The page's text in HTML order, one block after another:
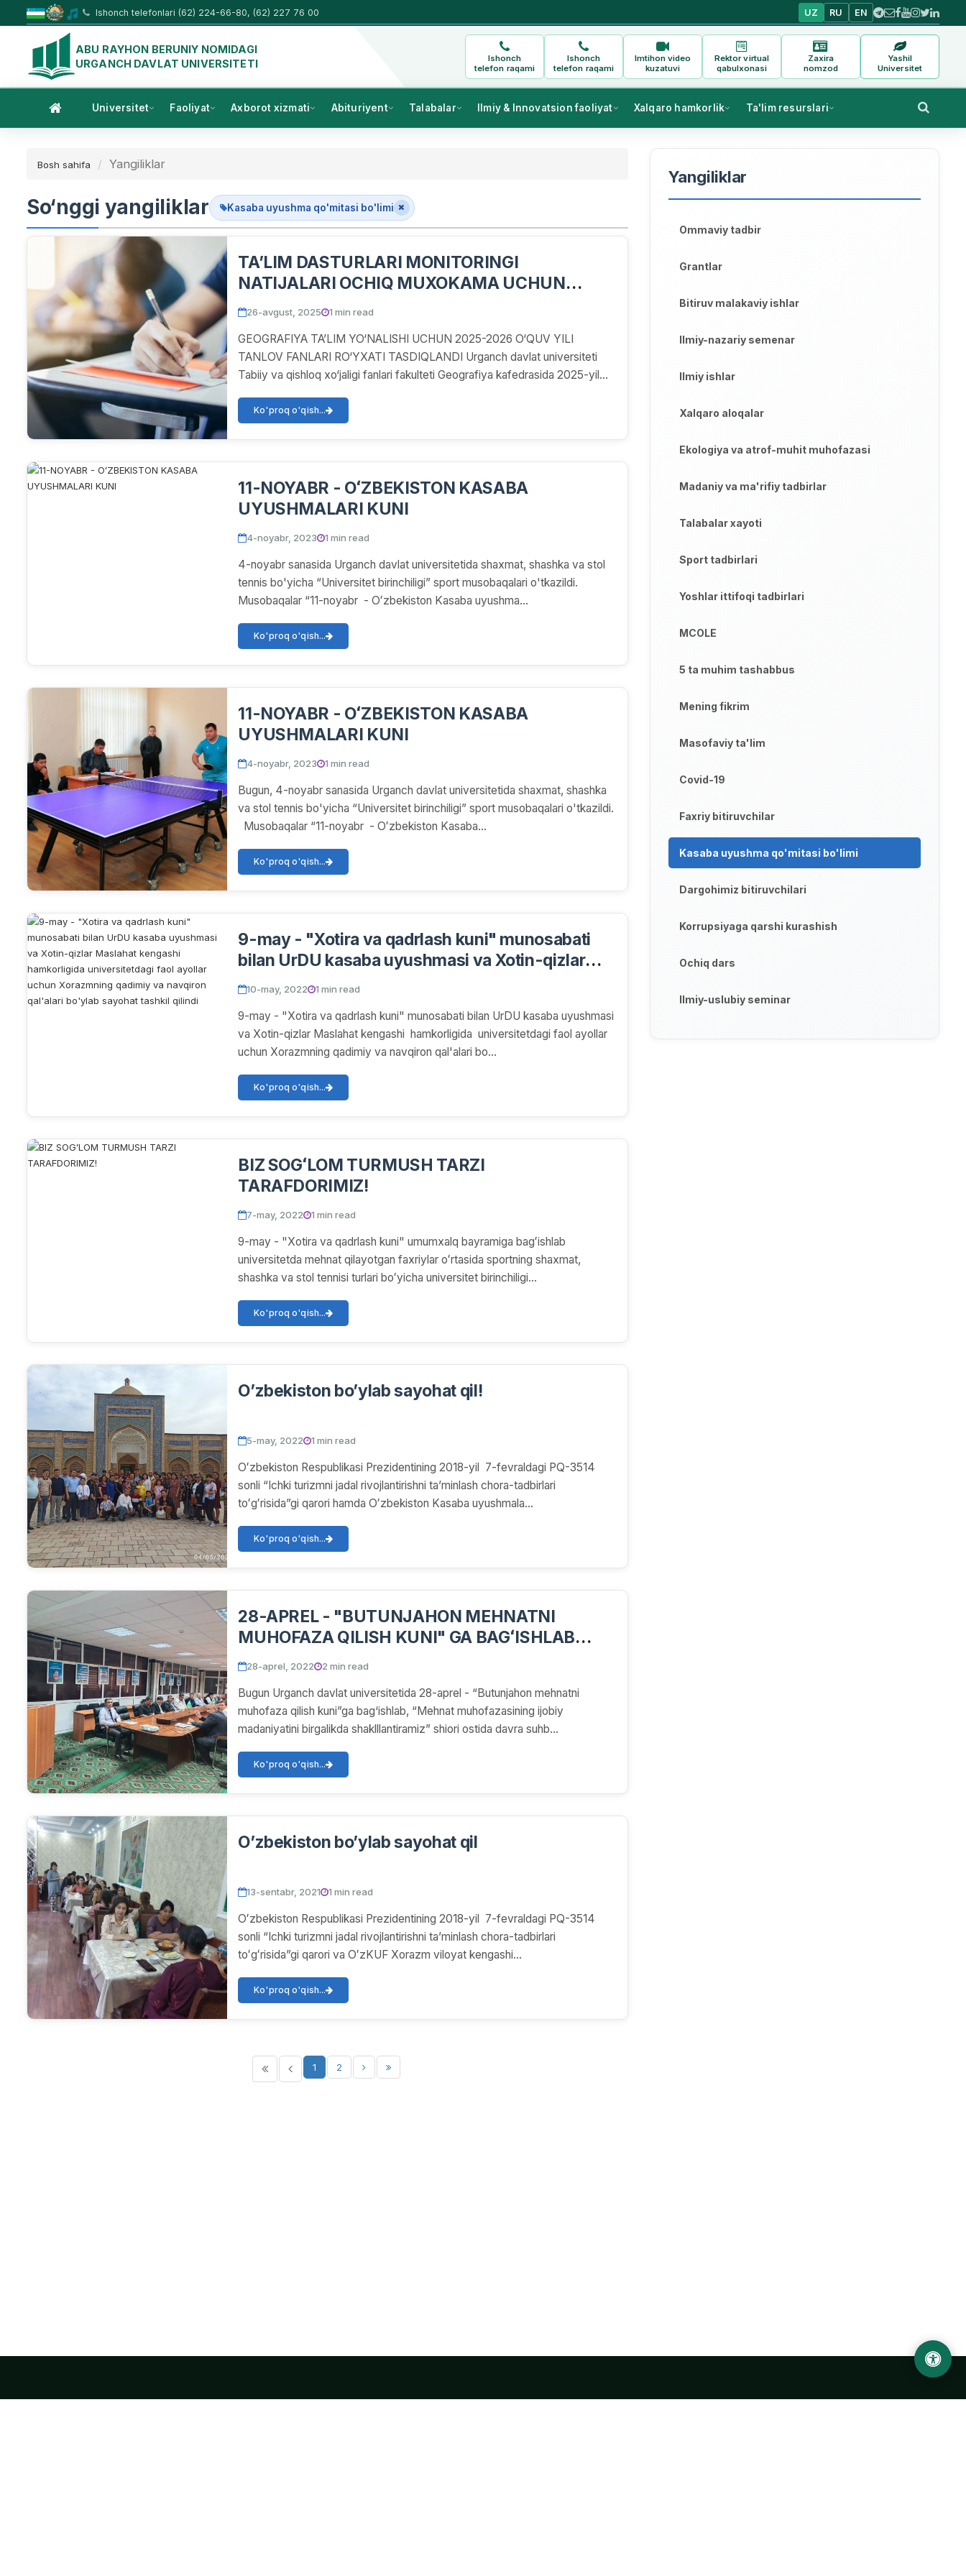
Ishonch telefonlari (62) 224-66-80, (62) 227 76 00 UZ RU EN
ABU RAYHON BERUNIY NOMIDAGI
URGANCH DAVLAT UNIVERSITETI
Ishonch
telefon raqami
Ishonch
telefon raqami
Imtihon video
kuzatuvi
Rektor virtual
qabulxonasi
Zaxira
nomzod
Yashil
Universitet
Universitet Faoliyat Axborot xizmati Abituriyent Talabalar Ilmiy & Innovatsion faoliyat Xalqaro hamkorlik Ta'lim resurslari
Bosh sahifa Yangiliklar
So‘nggi yangiliklar Kasaba uyushma qo'mitasi bo'limi
TA’LIM DASTURLARI MONITORINGI
NATIJALARI OCHIQ MUXOKAMA UCHUN
TAQDIM ETILADI
26-avgust, 2025 1 min read
GEOGRAFIYA TA’LIM YO‘NALISHI UCHUN 2025-2026 O‘QUV YILI
TANLOV FANLARI RO‘YXATI TASDIQLANDI Urganch davlat universiteti
Tabiiy va qishloq xo‘jaligi fanlari fakulteti Geografiya kafedrasida 2025-yil
Ko'proq o'qish...
11-NOYABR - OʻZBEKISTON KASABA
UYUSHMALARI KUNI
4-noyabr, 2023 1 min read
4-noyabr sanasida Urganch davlat universitetida shaxmat, shashka va stol
tennis bo'yicha “Universitet birinchiligi” sport musobaqalari o'tkazildi.
Musobaqalar “11-noyabr - Oʻzbekiston Kasaba uyushma...
Ko'proq o'qish...
11-NOYABR - OʻZBEKISTON KASABA
UYUSHMALARI KUNI
4-noyabr, 2023 1 min read
Bugun, 4-noyabr sanasida Urganch davlat universitetida shaxmat, shashka
va stol tennis bo'yicha “Universitet birinchiligi” sport musobaqalari o'tkazildi.
Musobaqalar “11-noyabr - Oʻzbekiston Kasaba...
Ko'proq o'qish...
9-may - "Xotira va qadrlash kuni" munosabati
bilan UrDU kasaba uyushmasi va Xotin-qizlar
Maslahat kengashi hamkorligida universitetdagi
navqiron qal'alari bo'ylab sayohat tashkil qilindi
10-may, 2022 1 min read
9-may - "Xotira va qadrlash kuni" munosabati bilan UrDU kasaba uyushmasi
va Xotin-qizlar Maslahat kengashi hamkorligida universitetdagi faol ayollar
uchun Xorazmning qadimiy va navqiron qal'alari bo...
Ko'proq o'qish...
BIZ SOGʻLOM TURMUSH TARZI
TARAFDORIMIZ!
7-may, 2022 1 min read
9-may - "Xotira va qadrlash kuni" umumxalq bayramiga bagʻishlab
universitetda mehnat qilayotgan faxriylar oʻrtasida sportning shaxmat,
shashka va stol tennisi turlari boʻyicha universitet birinchiligi...
Ko'proq o'qish...
O’zbekiston bo’ylab sayohat qil!
5-may, 2022 1 min read
Oʻzbekiston Respublikasi Prezidentining 2018-yil 7-fevraldagi PQ-3514
sonli “Ichki turizmni jadal rivojlantirishni taʼminlash chora-tadbirlari
toʻgʻrisida”gi qarori hamda Oʻzbekiston Kasaba uyushmala...
Ko'proq o'qish...
28-APREL - "BUTUNJAHON MEHNATNI
MUHOFAZA QILISH KUNI" GA BAGʻISHLAB
DAVRA SUHBATI OʻTKAZILDI
28-aprel, 2022 2 min read
Bugun Urganch davlat universitetida 28-aprel - “Butunjahon mehnatni
muhofaza qilish kuni”ga bag‘ishlab, “Mehnat muhofazasining ijobiy
madaniyatini birgalikda shaklllantiramiz” shiori ostida davra suhb...
Ko'proq o'qish...
O’zbekiston bo’ylab sayohat qil
13-sentabr, 2021 1 min read
Oʻzbekiston Respublikasi Prezidentining 2018-yil 7-fevraldagi PQ-3514
sonli “Ichki turizmni jadal rivojlantirishni taʼminlash chora-tadbirlari
toʻgʻrisida”gi qarori va OʻzKUF Xorazm viloyat kengashi...
Ko'proq o'qish...
1 2
Yangiliklar
Ommaviy tadbir
Grantlar
Bitiruv malakaviy ishlar
Ilmiy-nazariy semenar
Ilmiy ishlar
Xalqaro aloqalar
Ekologiya va atrof-muhit muhofazasi
Madaniy va ma'rifiy tadbirlar
Talabalar xayoti
Sport tadbirlari
Yoshlar ittifoqi tadbirlari
MCOLE
5 ta muhim tashabbus
Mening fikrim
Masofaviy ta'lim
Covid-19
Faxriy bitiruvchilar
Kasaba uyushma qo'mitasi bo'limi
Dargohimiz bitiruvchilari
Korrupsiyaga qarshi kurashish
Ochiq dars
Ilmiy-uslubiy seminar